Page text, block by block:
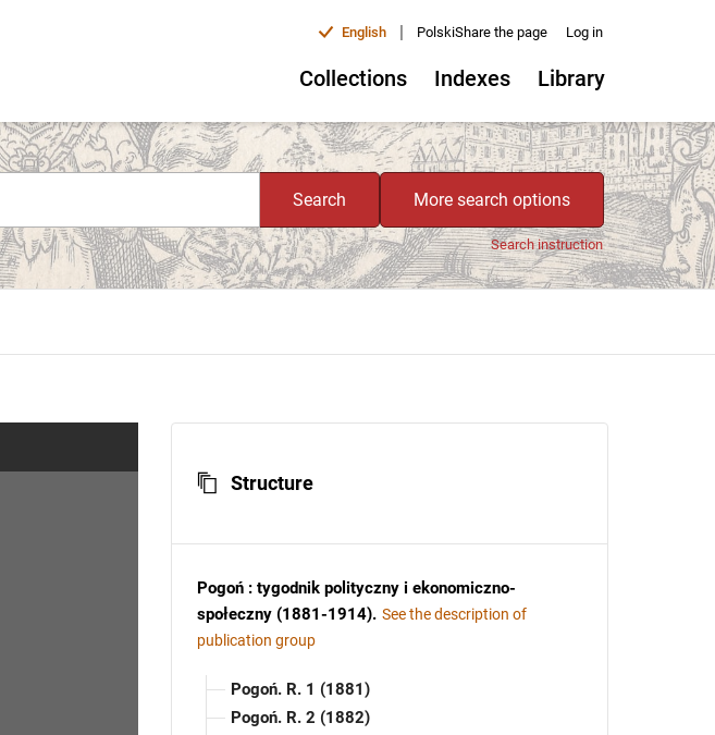
English | PolskiShare the page Log in
Collections Indexes Library
Search More search options
Search instruction
Structure
Pogoń : tygodnik polityczny i ekonomiczno-
społeczny (1881-1914). See the description of
publication group
Pogoń. R. 1 (1881)
Pogoń. R. 2 (1882)